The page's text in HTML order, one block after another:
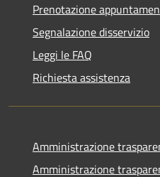
Prenotazione
Segnalazione disservizio
Leggi le FAQ
Richiesta assistenza
Amministrazione
Amministrazione